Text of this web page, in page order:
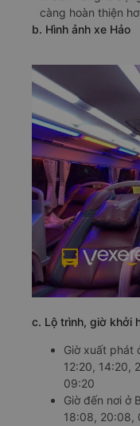
càng hoàn thiện
b. Hình ảnh xe Hảo
c. Lộ trình, giờ khởi
Giờ xuất phát
12:20, 14:20,
09:20
Giờ đến nơi ở
18:08, 20:08,